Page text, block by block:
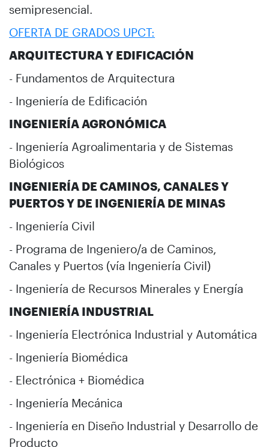
semipresencial.
OFERTA DE GRADOS UPCT:
ARQUITECTURA Y EDIFICACIÓN
- Fundamentos de Arquitectura
- Ingeniería de Edificación
INGENIERÍA AGRONÓMICA
- Ingeniería Agroalimentaria y de Sistemas
Biológicos
INGENIERÍA DE CAMINOS, CANALES Y
PUERTOS Y DE INGENIERÍA DE MINAS
- Ingeniería Civil
- Programa de Ingeniero/a de Caminos,
Canales y Puertos (vía Ingeniería Civil)
- Ingeniería de Recursos Minerales y Energía
INGENIERÍA INDUSTRIAL
- Ingeniería Electrónica Industrial y Automática
- Ingeniería Biomédica
- Electrónica + Biomédica
- Ingeniería Mecánica
- Ingeniería en Diseño Industrial y Desarrollo de
Producto